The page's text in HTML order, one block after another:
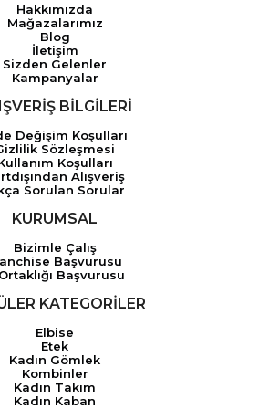
Hakkımızda
Mağazalarımız
Blog
İletişim
Sizden Gelenler
Kampanyalar
BİLGİLERİ
Değişim Koşulları
Sözleşmesi
Koşulları
Alışveriş
Sorulan Sorular
KURUMSAL
Bizimle Çalış
Başvurusu
Başvurusu
KATEGORİLER
Elbise
Etek
Kadın Gömlek
Kombinler
Kadın Takım
Kadın Kaban